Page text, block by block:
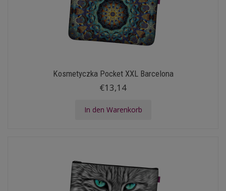
Kosmetyczka Pocket XXL Barcelona
€13,14
In den Warenkorb